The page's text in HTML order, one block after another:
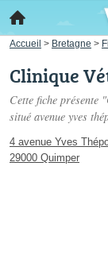
Accueil > Bretagne >
Clinique
Cette fiche
situé avenue yves
4 avenue Yves
29000 Quimper